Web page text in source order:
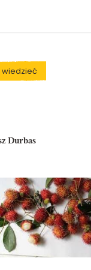
Durbas